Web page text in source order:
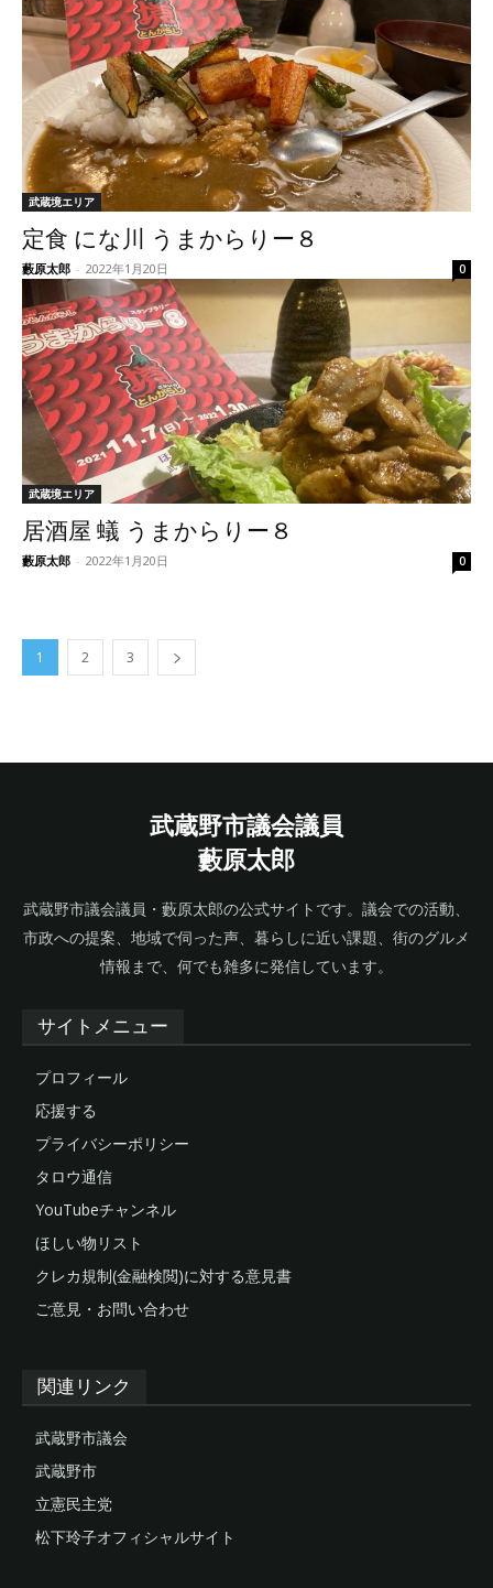
武蔵境エリア
定食 にな川 うまからりー８
藪原太郎 - 2022年1月20日 0
武蔵境エリア
居酒屋 蟻 うまからりー８
藪原太郎 - 2022年1月20日 0
1 2 3
武蔵野市議会議員
藪原太郎
武蔵野市議会議員・藪原太郎の公式サイトです。議会での活動、
市政への提案、地域で伺った声、暮らしに近い課題、街のグルメ
情報まで、何でも雑多に発信しています。
サイトメニュー
プロフィール
応援する
プライバシーポリシー
タロウ通信
YouTubeチャンネル
ほしい物リスト
クレカ規制(金融検閲)に対する意見書
ご意見・お問い合わせ
関連リンク
武蔵野市議会
武蔵野市
立憲民主党
松下玲子オフィシャルサイト